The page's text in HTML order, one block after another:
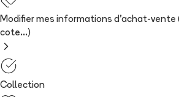
Modifier mes informations d'achat-vente
cote...)
Collection